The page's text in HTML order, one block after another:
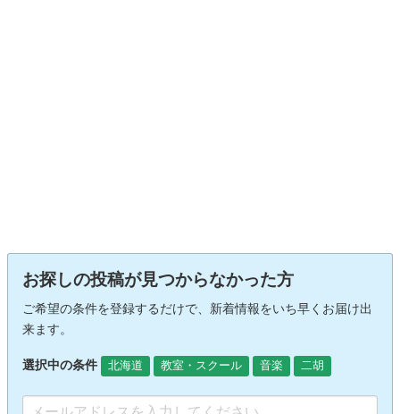
お探しの投稿が見つからなかった方
ご希望の条件を登録するだけで、新着情報をいち早くお届け出
来ます。
選択中の条件 北海道 教室・スクール 音楽 二胡